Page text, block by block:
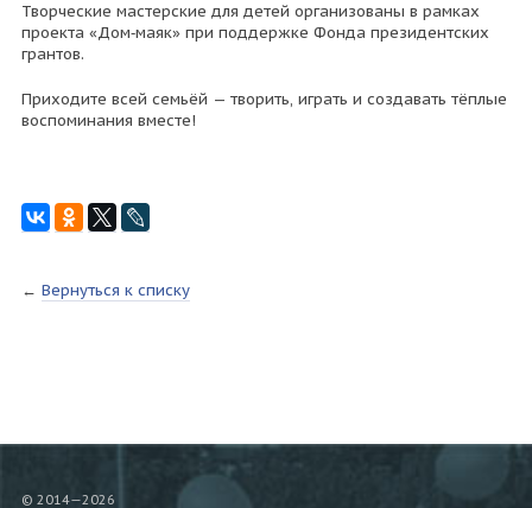
Творческие мастерские для детей организованы в рамках
проекта «Дом‑маяк» при поддержке Фонда президентских
грантов.
Приходите всей семьёй — творить, играть и создавать тёплые
воспоминания вместе!
← Вернуться к списку
© 2014—2026